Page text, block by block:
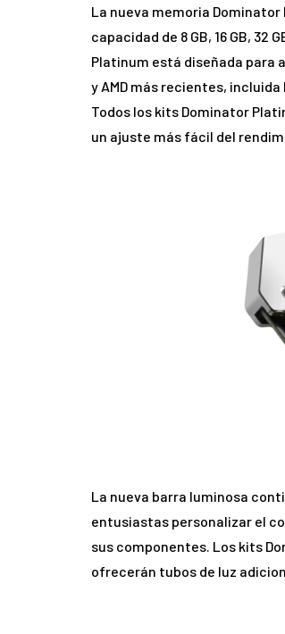
La nueva memoria
capacidad de 8 GB, 16 GB, 32
Platinum está diseñada para
y AMD más recientes,
Todos los kits Dominator
un ajuste más fácil del
La nueva barra luminosa
entusiastas personalizar el
sus componentes. Los kits
ofrecerán tubos de luz